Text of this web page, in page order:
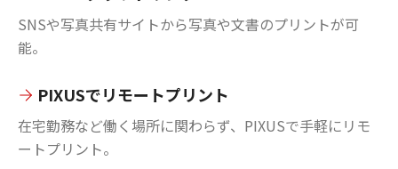
SNSや写真共有サイトから写真や文書のプリントが可
能。
PIXUSでリモートプリント
在宅勤務など働く場所に関わらず、PIXUSで手軽にリモ
ートプリント。